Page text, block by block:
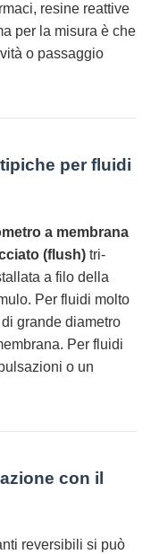
resine reattive
per la misura è che
o passaggio
per fluidi
a membrana
(flush) tri-
a filo della
Per fluidi molto
grande diametro
Per fluidi
o un
con il
reversibili si può